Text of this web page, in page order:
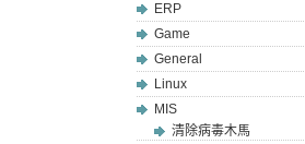
ERP
Game
General
Linux
MIS
清除病毒木馬